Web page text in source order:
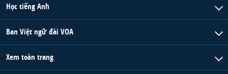
Học tiếng Anh
Ban Việt ngữ đài VOA
Xem toàn trang